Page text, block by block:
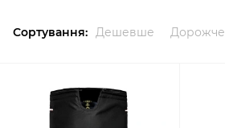
Сортування: Дешевше Дорожче